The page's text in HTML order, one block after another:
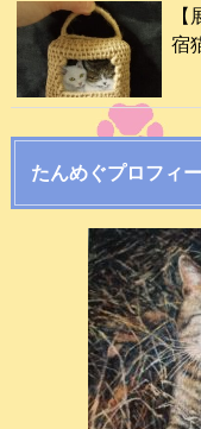
宿
たんめぐプロフィ